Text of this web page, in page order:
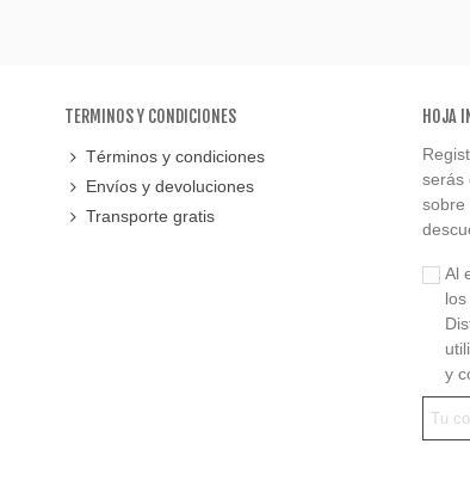
TERMINOS Y CONDICIONES
Términos y condiciones
Envíos y devoluciones
Transporte gratis
HOJA
serás
sobre
Al
y